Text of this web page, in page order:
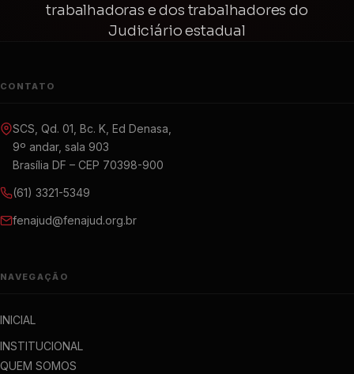
trabalhadoras e dos trabalhadores do
Judiciário estadual
CONTATO
SCS, Qd. 01, Bc. K, Ed Denasa,
9º andar, sala 903
Brasília DF – CEP 70398-900
(61) 3321-5349
fenajud@fenajud.org.br
NAVEGAÇÃO
INICIAL
INSTITUCIONAL
QUEM SOMOS